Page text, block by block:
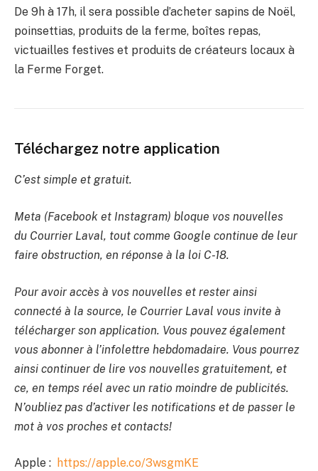
De 9h à 17h, il sera possible d’acheter sapins de Noël,
poinsettias, produits de la ferme, boîtes repas,
victuailles festives et produits de créateurs locaux à
la Ferme Forget.
Téléchargez notre application
C’est simple et gratuit.
Meta (Facebook et Instagram) bloque vos nouvelles
du Courrier Laval, tout comme Google continue de leur
faire obstruction, en réponse à la loi C-18.
Pour avoir accès à vos nouvelles et rester ainsi
connecté à la source, le Courrier Laval vous invite à
télécharger son application. Vous pouvez également
vous abonner à l’infolettre hebdomadaire. Vous pourrez
ainsi continuer de lire vos nouvelles gratuitement, et
ce, en temps réel avec un ratio moindre de publicités.
N’oubliez pas d’activer les notifications et de passer le
mot à vos proches et contacts!
Apple : https://apple.co/3wsgmKE